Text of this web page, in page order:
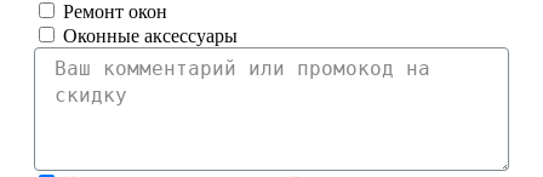
Ремонт окон
Оконные аксессуары